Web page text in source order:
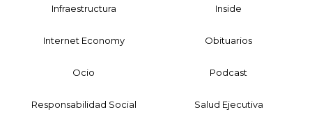
Infraestructura Inside
Internet Economy Obituarios
Ocio Podcast
Responsabilidad Social Salud Ejecutiva